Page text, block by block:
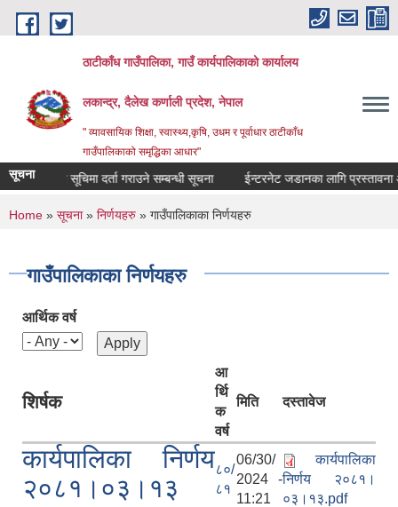
Skip to main content
ठाटीकाँध गाउँपालिका, गाउँ कार्यपालिकाको कार्यालय
लकान्द्र, दैलेख कर्णाली प्रदेश, नेपाल
" व्यावसायिक शिक्षा, स्वास्थ्य,कृषि, उधम र पूर्वाधार ठाटीकाँध
गाउँपालिकाको समृद्धिका आधार"
सूचनामौजुदा सूचिमा दर्ता गराउने सम्बन्धी सूचना ईन्टरनेट जडानका लागि प्रस्तावना
You are here
Home » सूचना» निर्णयहरु » गाउँपालिकाका निर्णयहरु
गाउँपालिकाका निर्णयहरु
आर्थिक वर्ष
शिर्षक
आ
र्थि
क
वर्ष
मिति दस्तावेज
कार्यपालिका निर्णय
२०८१।०३।१३
८०/
८१
06/30/
2024 -
11:21
कार्यपालिका
निर्णय २०८१।
०३।१३.pdf